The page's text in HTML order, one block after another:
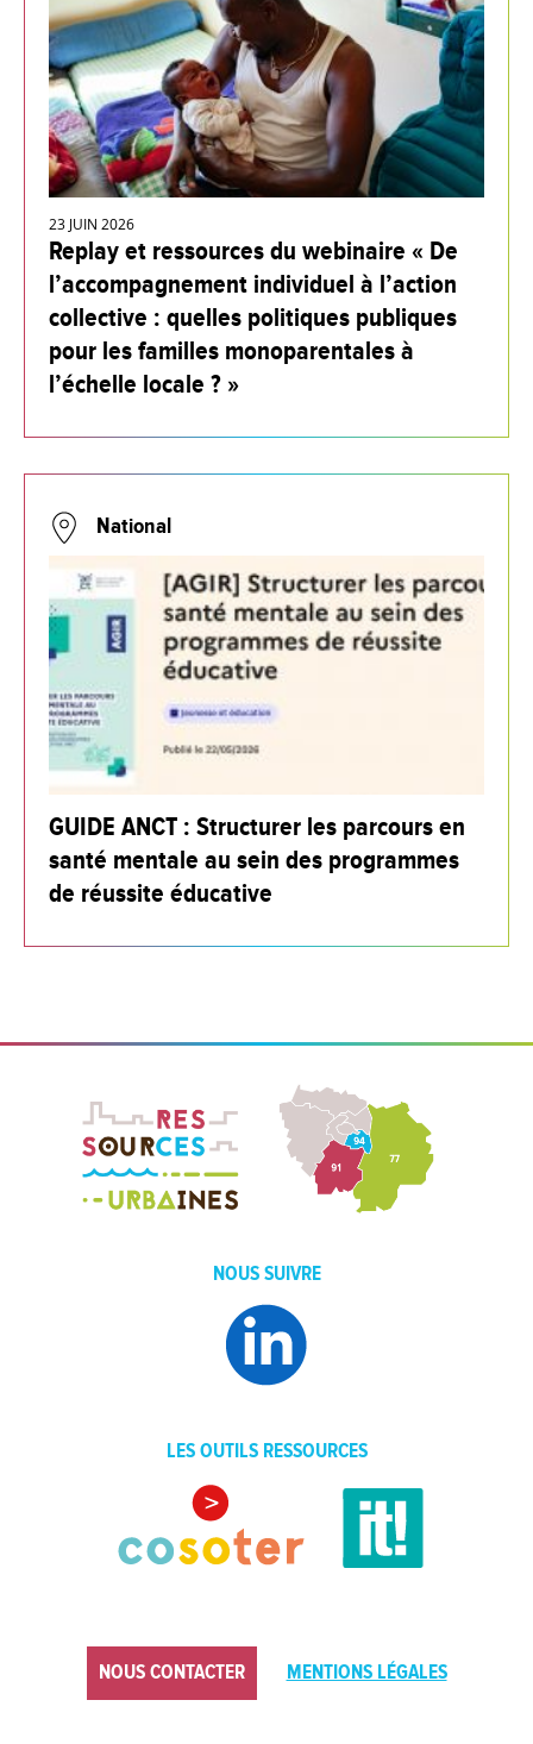
23 JUIN 2026
Replay et ressources du webinaire « De
l’accompagnement individuel à l’action
collective : quelles politiques publiques
pour les familles monoparentales à
l’échelle locale ? »
National
GUIDE ANCT : Structurer les parcours en
santé mentale au sein des programmes
de réussite éducative
NOUS SUIVRE
LES OUTILS RESSOURCES
NOUS CONTACTER MENTIONS LÉGALES